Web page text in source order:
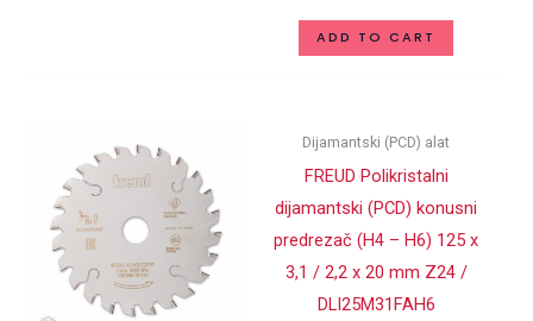
ADD TO CART
Dijamantski (PCD) alat
FREUD Polikristalni
dijamantski (PCD) konusni
predrezač (H4 – H6) 125 x
3,1 / 2,2 x 20 mm Z24 /
DLI25M31FAH6